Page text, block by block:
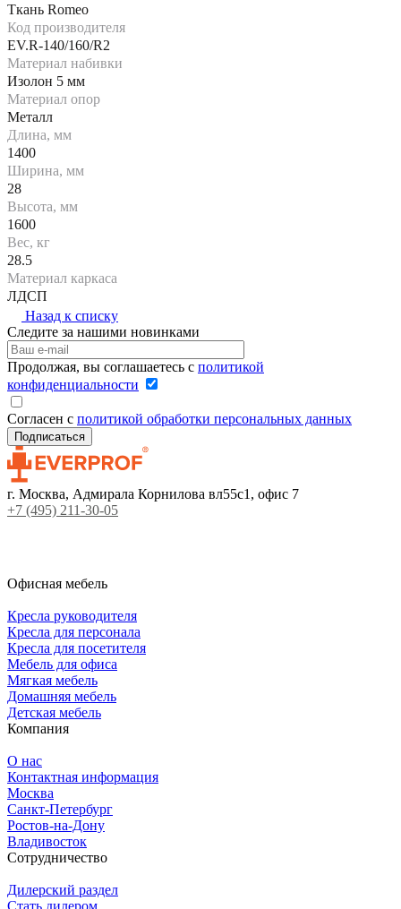
Ткань Romeo
Код производителя
EV.R-140/160/R2
Материал набивки
Изолон 5 мм
Материал опор
Металл
Длина, мм
1400
Ширина, мм
28
Высота, мм
1600
Вес, кг
28.5
Материал каркаса
ЛДСП
Назад к списку
Следите за нашими новинками
Продолжая, вы соглашаетесь с политикой
конфиденциальности
Согласен с политикой обработки персональных данных
г. Москва, Адмирала Корнилова вл55с1, офис 7
+7 (495) 211-30-05
Офисная мебель
Кресла руководителя
Кресла для персонала
Кресла для посетителя
Мебель для офиса
Мягкая мебель
Домашняя мебель
Детская мебель
Компания
О нас
Контактная информация
Москва
Санкт-Петербург
Ростов-на-Дону
Владивосток
Сотрудничество
Дилерский раздел
Стать дилером